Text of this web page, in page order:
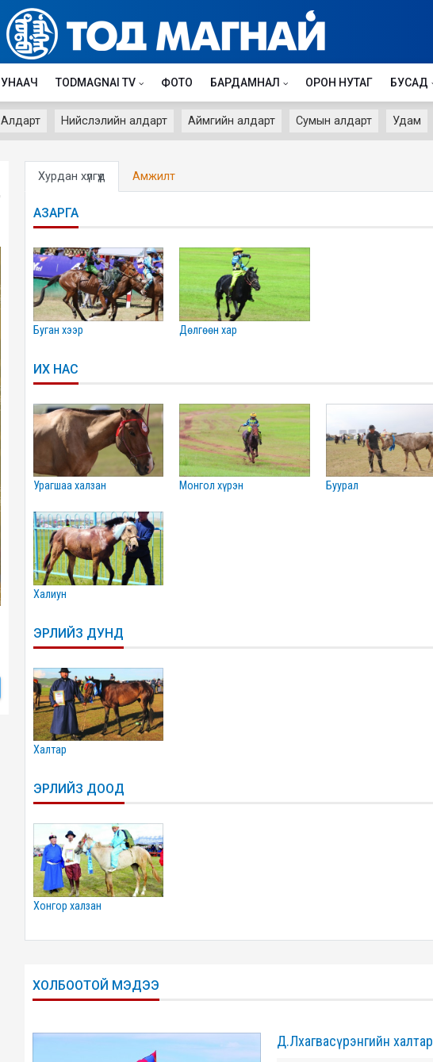
УНААЧ TODMAGNAI TV ФОТО БАРДАМНАЛ ОРОН НУТАГ БУСАД
Алдарт Нийслэлийн алдарт Аймгийн алдарт Сумын алдарт Удам
Хурдан хүлгүүд Амжилт
АЗАРГА
буган хээр дөлгөөн хар
ИХ НАС
урагшаа халзан монгол хүрэн буурал
халиун
ЭРЛИЙЗ ДУНД
халтар
ЭРЛИЙЗ ДООД
хонгор халзан
ХОЛБООТОЙ МЭДЭЭ
Д.Лхагвасүрэнгийн халтар